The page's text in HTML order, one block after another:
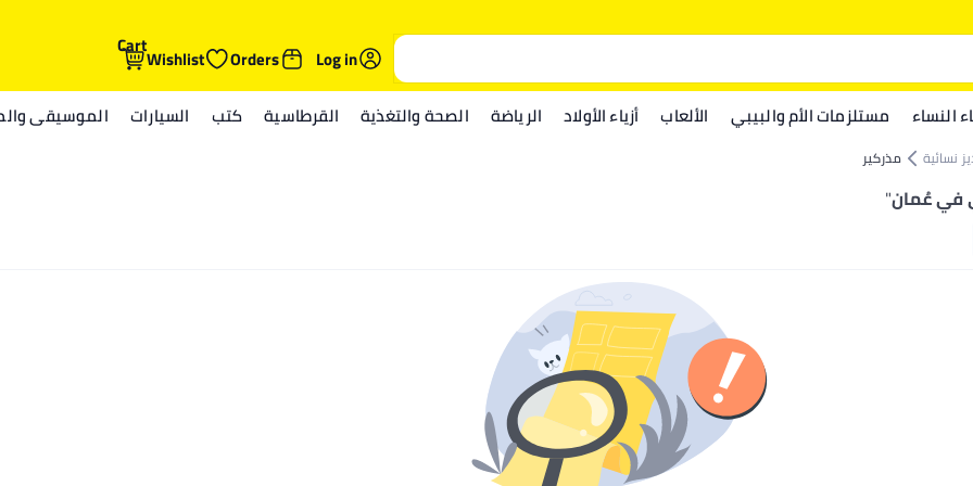
Log in
Orders
Wishlist
Cart
النساء مستلزمات الأم والبيبي الألعاب أزياء الأولاد الرياضة الصحة والتغذية القرطاسية كتب السيارات الموسيقى
نسائية مذركير
في عُمان"